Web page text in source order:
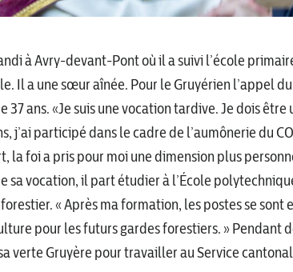
à Avry-devant-Pont où il a suivi l’école
Il a une sœur aînée. Pour le Gruyérien l’appel
37 ans. «Je suis une vocation tardive. Je dois
j’ai participé dans le cadre de l’aumônerie du
la foi a pris pour moi une dimension plus
sa vocation, il part étudier à l’École
« Après ma formation, les postes se
pour les futurs gardes forestiers. » Pendant
verte Gruyère pour travailler au Service